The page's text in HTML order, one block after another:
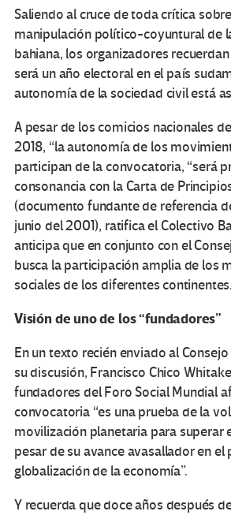
Saliendo al cruce de toda crítica
manipulación político-coyuntural de
bahiana, los organizadores
será un año electoral en el país
autonomía de la sociedad civil está
A pesar de los comicios nacionales
2018, “la autonomía de los
participan de la convocatoria, “será
consonancia con la Carta de
(documento fundante de referencia
junio del 2001), ratifica el Colectivo
anticipa que en conjunto con el
busca la participación amplia de los
sociales de los diferentes continentes.
Visión de uno de los “fundadores”
En un texto recién enviado al
su discusión, Francisco Chico
fundadores del Foro Social Mundial
convocatoria “es una prueba de la
movilización planetaria para superar
pesar de su avance avasallador en el
globalización de la economía”.
Y recuerda que doce años después